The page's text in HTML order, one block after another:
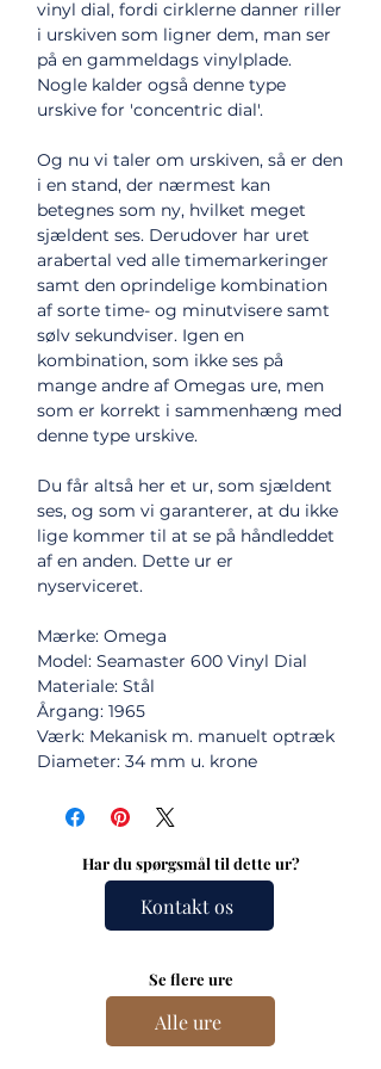
vinyl dial, fordi cirklerne danner riller
i urskiven som ligner dem, man ser
på en gammeldags vinylplade.
Nogle kalder også denne type
urskive for 'concentric dial'.
Og nu vi taler om urskiven, så er den
i en stand, der nærmest kan
betegnes som ny, hvilket meget
sjældent ses. Derudover har uret
arabertal ved alle timemarkeringer
samt den oprindelige kombination
af sorte time- og minutvisere samt
sølv sekundviser. Igen en
kombination, som ikke ses på
mange andre af Omegas ure, men
som er korrekt i sammenhæng med
denne type urskive.
Du får altså her et ur, som sjældent
ses, og som vi garanterer, at du ikke
lige kommer til at se på håndleddet
af en anden. Dette ur er
nyserviceret.
Mærke: Omega
Model: Seamaster 600 Vinyl Dial
Materiale: Stål
Årgang: 1965
Værk: Mekanisk m. manuelt optræk
Diameter: 34 mm u. krone
Har du spørgsmål til dette ur?
Kontakt os
Se flere ure
Alle ure